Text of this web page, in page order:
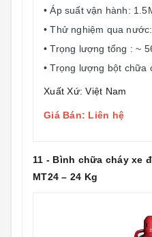
• Áp suất vận hành:
• Thử nghiệm qua
• Trọng lượng tổng : ~
• Trọng lượng bột chữa
Xuất Xứ: Việt Nam
Giá Bán: Liên hệ
11 - Bình chữa cháy xe
MT24 – 24 Kg